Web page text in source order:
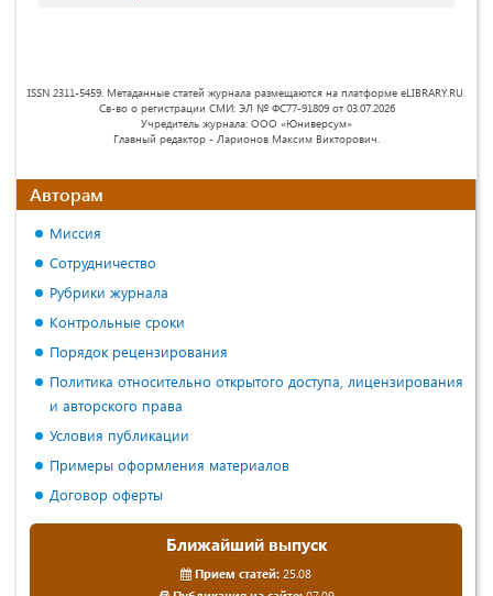
ISSN 2311-5459. Метаданные статей журнала размещаются на платформе eLIBRARY.RU.
Св-во о регистрации СМИ: ЭЛ № ФС77-91809 от 03.07.2026
Учредитель журнала: ООО «Юниверсум»
Главный редактор - Ларионов Максим Викторович.
Авторам
Миссия
Сотрудничество
Рубрики журнала
Контрольные сроки
Порядок рецензирования
Политика относительно открытого доступа, лицензирования
и авторского права
Условия публикации
Примеры оформления материалов
Договор оферты
Ближайший выпуск
Прием статей: 25.08